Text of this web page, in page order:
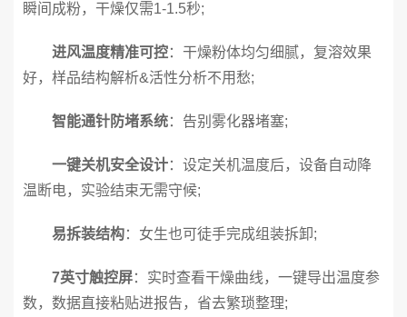
瞬间成粉，干燥仅需1-1.5秒;
进风温度精准可控：干燥粉体均匀细腻，复溶效果
好，样品结构解析&活性分析不用愁;‍
智能通针防堵系统：告别雾化器堵塞;‍
一键关机安全设计：设定关机温度后，设备自动降
温断电，实验结束无需守候;
易拆装结构：女生也可徒手完成组装拆卸;
7英寸触控屏：实时查看干燥曲线，一键导出温度参
数，数据直接粘贴进报告，省去繁琐整理;